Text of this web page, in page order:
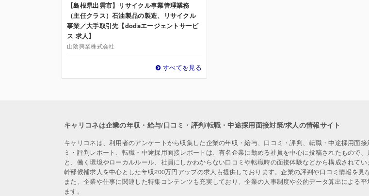
【島根県出雲市】リサイクル事業管理業務
（主任クラス）石油製品の製造、リサイクル
事業／大手取引先【dodaエージェントサービ
ス 求人】
山陰興業株式会社
すべてを見る
キャリコネは企業の年収・給与/口コミ・評判/転職・中途採用面接対策/求人の情報サイト
キャリコネは、利用者のアンケートから収集した企業の年収・給与、口コミ・評判、転職・中途採用面
ミ・評判レポート、転職・中途採用面接レポートは、有名企業に勤める社員を中心に投稿されたもので
と、働く環境やローカルルール、社員にしかわからない口コミや転職時の面接体験などから構成されてい
幹部候補求人を中心とした年収200万円アップの求人も提供しております。企業の評判や口コミ情報を見
また、企業や仕事に関連した特集コンテンツも充実しており、企業の人事制度や公的データ算出による
ます。